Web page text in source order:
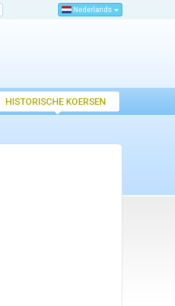
Nederlands
HISTORISCHE KOERSEN